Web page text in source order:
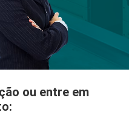
ou entre em